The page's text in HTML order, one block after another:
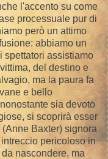
l'accento su come
processuale pur di
però un attimo
abbiamo un
spettatori assistiamo
del destino e
ma la paura fa
e bello
sia devoto
si scoprirà esser
Baxter) signora
pericoloso in
nascondere, ma